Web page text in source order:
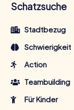
Schatzsuche
Stadtbezug
Schwierigkeit
Action
Teambuilding
Für Kinder